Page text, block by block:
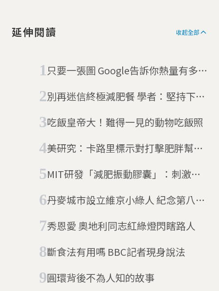
延伸閱讀 收起全部
只要一張圖 Google告訴你熱量有多
別再迷信終極減肥餐 學者：堅持下去
吃飯皇帝大！難得一見的動物吃飯照
美研究：卡路里標示對打擊肥胖幫助
MIT研發「減肥振動膠囊」：刺激胃
丹麥城市設立維京小綠人 紀念第八世
秀恩愛 奧地利同志紅綠燈閃瞎路人
斷食法有用嗎 BBC記者現身說法
圓環背後不為人知的故事